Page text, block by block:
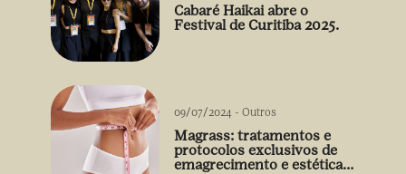
Cabaré Haikai abre o
Festival de Curitiba 2025.
09/07/2024 - Outros
Magrass: tratamentos e
protocolos exclusivos de
emagrecimento e estética